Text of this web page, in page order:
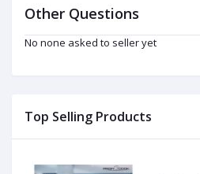
Top Selling Products
Other Questions
No none asked to seller yet